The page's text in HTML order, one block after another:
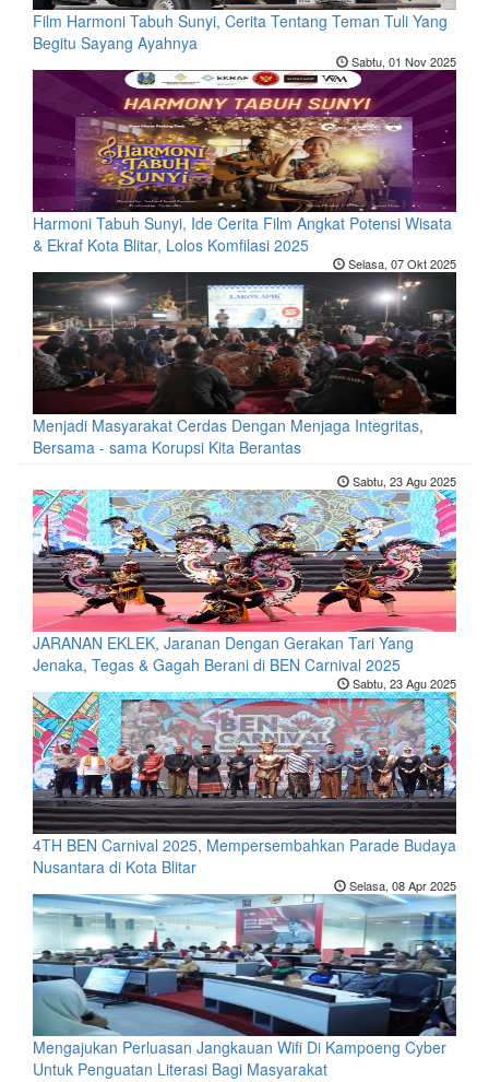
Film Harmoni Tabuh Sunyi, Cerita Tentang Teman Tuli Yang
Begitu Sayang Ayahnya
Sabtu, 01 Nov 2025
Harmoni Tabuh Sunyi, Ide Cerita Film Angkat Potensi Wisata
& Ekraf Kota Blitar, Lolos Komfilasi 2025
Selasa, 07 Okt 2025
Menjadi Masyarakat Cerdas Dengan Menjaga Integritas,
Bersama - sama Korupsi Kita Berantas
Sabtu, 23 Agu 2025
JARANAN EKLEK, Jaranan Dengan Gerakan Tari Yang
Jenaka, Tegas & Gagah Berani di BEN Carnival 2025
Sabtu, 23 Agu 2025
4TH BEN Carnival 2025, Mempersembahkan Parade Budaya
Nusantara di Kota Blitar
Selasa, 08 Apr 2025
Mengajukan Perluasan Jangkauan Wifi Di Kampoeng Cyber
Untuk Penguatan Literasi Bagi Masyarakat